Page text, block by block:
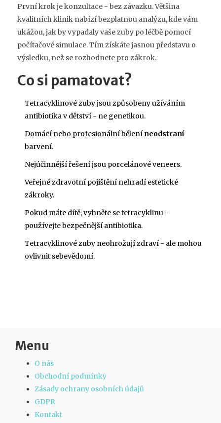
První krok je konzultace - bez závazku. Většina
kvalitních klinik nabízí bezplatnou analýzu, kde vám
ukážou, jak by vypadaly vaše zuby po léčbě pomocí
počítačové simulace. Tím získáte jasnou představu o
výsledku, než se rozhodnete pro zákrok.
Co si pamatovat?
Tetracyklinové zuby jsou způsobeny užíváním
antibiotika v dětství - ne genetikou.
Domácí nebo profesionální bělení neodstraní
barvení.
Nejúčinnější řešení jsou porcelánové veneers.
Veřejné zdravotní pojištění nehradí estetické
zákroky.
Pokud máte dítě, vyhněte se tetracyklinu -
používejte bezpečnější antibiotika.
Tetracyklinové zuby neohrožují zdraví - ale mohou
ovlivnit sebevědomí.
Menu
O nás
Obchodní podmínky
Zásady ochrany osobních údajů
GDPR
Kontakt